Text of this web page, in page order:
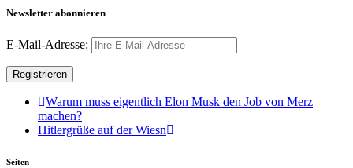
Newsletter abonnieren
E-Mail-Adresse:
Warum muss eigentlich Elon Musk den Job von Merz
machen?
Hitlergrüße auf der Wiesn
Seiten